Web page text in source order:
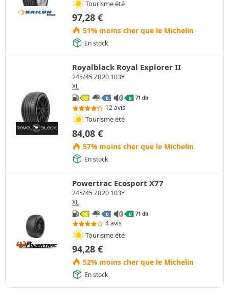
Tourisme été
97,28 €
51% moins cher que le Michelin
En stock
Royalblack Royal Explorer II
245/45 ZR20 103Y
XL
C B B 71 db
12 avis
Tourisme été
84,08 €
57% moins cher que le Michelin
En stock
Powertrac Ecosport X77
245/45 ZR20 103Y
XL
C B B 71 db
4 avis
Tourisme été
94,28 €
52% moins cher que le Michelin
En stock